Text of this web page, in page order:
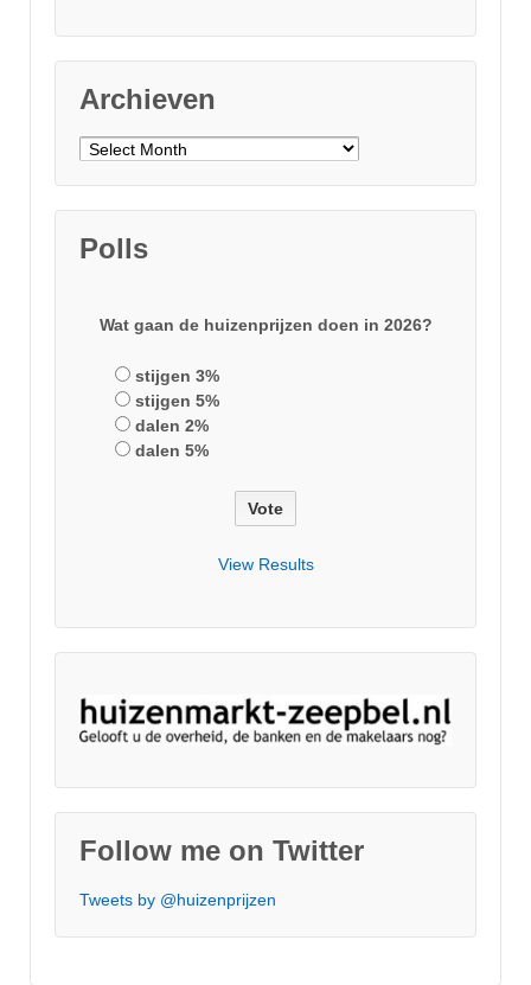
Archieven
Archieven
Polls
Wat gaan de huizenprijzen doen in 2026?
stijgen 3%
stijgen 5%
dalen 2%
dalen 5%
View Results
Follow me on Twitter
Tweets by @huizenprijzen